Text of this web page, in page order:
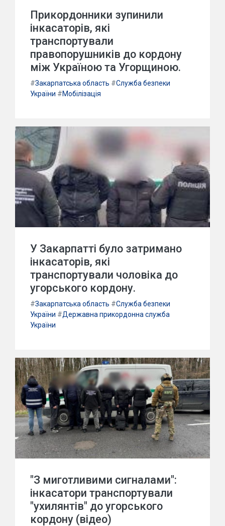
Прикордонники зупинили
інкасаторів, які
транспортували
правопорушників до кордону
між Україною та Угорщиною.
#Закарпатська область #Служба безпеки
України #Мобілізація
У Закарпатті було затримано
інкасаторів, які
транспортували чоловіка до
угорського кордону.
#Закарпатська область #Служба безпеки
України #Державна прикордонна служба
України
"З миготливими сигналами":
інкасатори транспортували
"ухилянтів" до угорського
кордону (відео)